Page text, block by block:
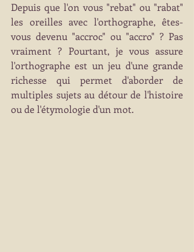
Depuis que l'on vous "rebat" ou "rabat"
les oreilles avec l'orthographe, êtes-
vous devenu "accroc" ou "accro" ? Pas
vraiment ? Pourtant, je vous assure
l'orthographe est un jeu d'une grande
richesse qui permet d'aborder de
multiples sujets au détour de l'histoire
ou de l'étymologie d'un mot.